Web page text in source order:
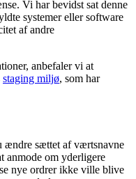
Vi har bevidst sat denne
systemer eller software
af andre
anbefaler vi at
staging miljø, som har
ændre sættet af værtsnavne
anmode om yderligere
nye ordrer ikke ville blive